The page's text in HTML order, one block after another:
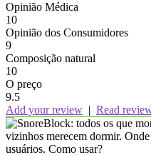
Opinião Médica
10
Opinião dos Consumidores
9
Composição natural
10
O preço
9.5
Add your review | Read